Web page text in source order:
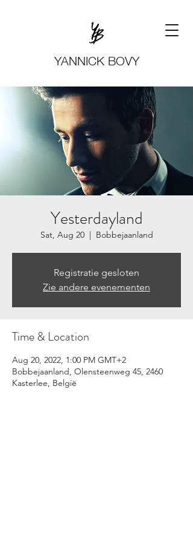
YANNICK BOVY
Yesterdayland
Sat, Aug 20
  |
Bobbejaanland
Registratie gesloten
Zie andere evenementen
Time & Location
Aug 20, 2022, 1:00 PM GMT+2
Bobbejaanland, Olensteenweg 45, 2460
Kasterlee, België